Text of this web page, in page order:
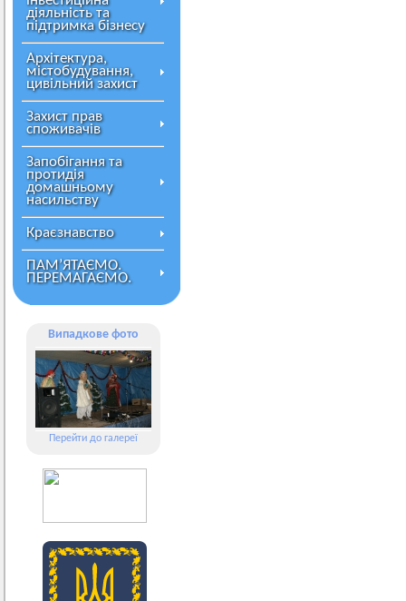
діяльність та
підтримка бізнесу
Архітектура,
містобудування,
цивільний захист
Захист прав
споживачів
Запобігання та
протидія
домашньому
насильству
Краєзнавство
ПАМ’ЯТАЄМО.
ПЕРЕМАГАЄМО.
Випадкове фото
Перейти до галереї